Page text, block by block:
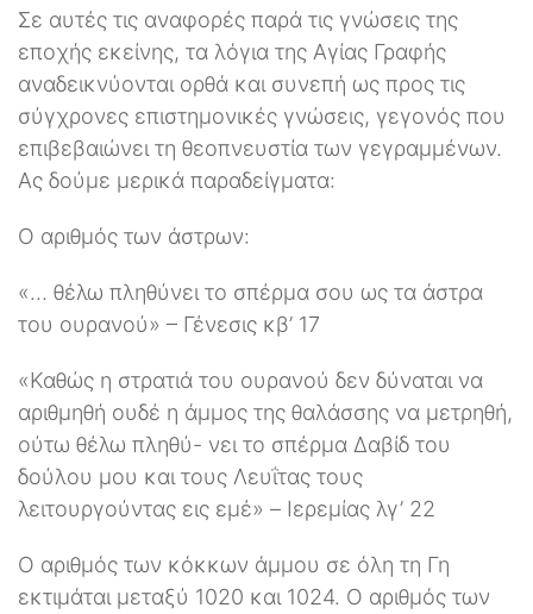
Σε αυτές τις αναφορές παρά τις γνώσεις της
εποχής εκείνης, τα λόγια της Αγίας Γραφής
αναδεικνύονται ορθά και συνεπή ως προς τις
σύγχρονες επιστημονικές γνώσεις, γεγονός που
επιβεβαιώνει τη θεοπνευστία των γεγραμμένων.
Ας δούμε μερικά παραδείγματα:
Ο αριθμός των άστρων:
«… θέλω πληθύνει το σπέρμα σου ως τα άστρα
του ουρανού» – Γένεσις κβ’ 17
«Καθώς η στρατιά του ουρανού δεν δύναται να
αριθμηθή ουδέ η άμμος της θαλάσσης να μετρηθή,
ούτω θέλω πληθύ- νει το σπέρμα Δαβίδ του
δούλου μου και τους Λευΐτας τους
λειτουργούντας εις εμέ» – Ιερεμίας λγ’ 22
Ο αριθμός των κόκκων άμμου σε όλη τη Γη
εκτιμάται μεταξύ 1020 και 1024. Ο αριθμός των